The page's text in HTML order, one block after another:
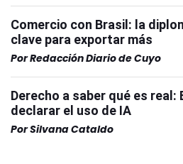
Comercio con Brasil: la
clave para exportar más
PorRedacción Diario de Cuyo
Derecho a saber qué es real:
declarar el uso de IA
PorSilvana Cataldo